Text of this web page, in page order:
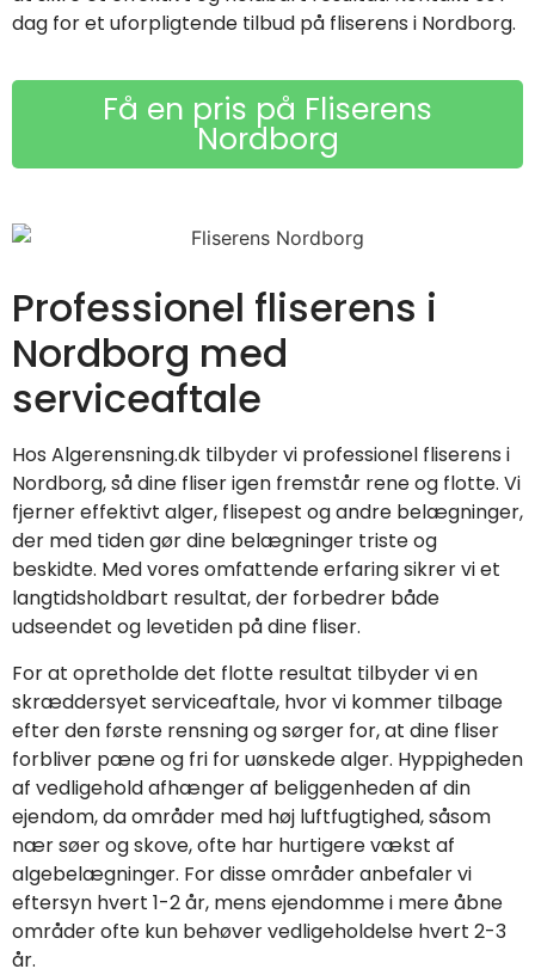
dag for et uforpligtende tilbud på fliserens i Nordborg.
Få en pris på Fliserens
Nordborg
Professionel fliserens i
Nordborg med
serviceaftale
Hos Algerensning.dk tilbyder vi professionel fliserens i
Nordborg, så dine fliser igen fremstår rene og flotte. Vi
fjerner effektivt alger, flisepest og andre belægninger,
der med tiden gør dine belægninger triste og
beskidte. Med vores omfattende erfaring sikrer vi et
langtidsholdbart resultat, der forbedrer både
udseendet og levetiden på dine fliser.
For at opretholde det flotte resultat tilbyder vi en
skræddersyet serviceaftale, hvor vi kommer tilbage
efter den første rensning og sørger for, at dine fliser
forbliver pæne og fri for uønskede alger. Hyppigheden
af vedligehold afhænger af beliggenheden af din
ejendom, da områder med høj luftfugtighed, såsom
nær søer og skove, ofte har hurtigere vækst af
algebelægninger. For disse områder anbefaler vi
eftersyn hvert 1-2 år, mens ejendomme i mere åbne
områder ofte kun behøver vedligeholdelse hvert 2-3
år.